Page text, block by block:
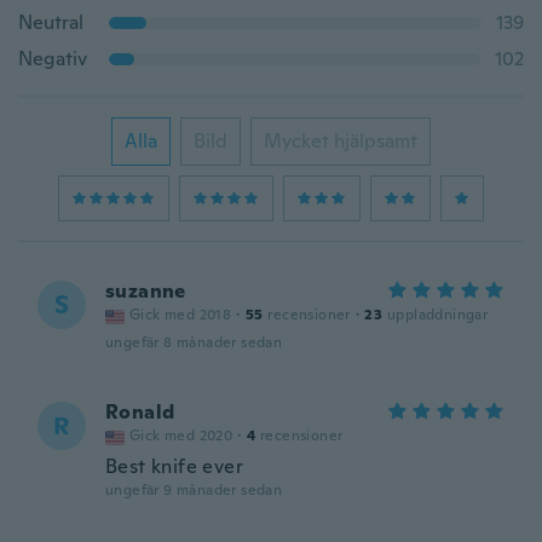
Neutral
139
Negativ
102
Alla Bild Mycket hjälpsamt
S suzanne
Gick med 2018 · 55 recensioner · 23 uppladdningar
ungefär 8 månader sedan
R Ronald
Gick med 2020 · 4 recensioner
Best knife ever
ungefär 9 månader sedan